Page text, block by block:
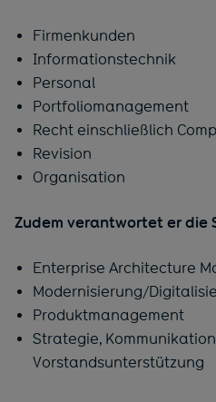
Firmenkunden
Informationstechnik
Personal
Portfoliomanagement
Recht einschließlich
Revision
Organisation
Zudem verantwortet er die
Enterprise Architecture
Modernisierung/
Produktmanagement
Strategie,
Vorstandsunterstützung